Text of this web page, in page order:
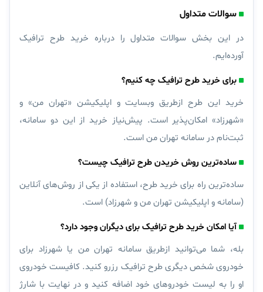
سوالات متداول
در این بخش سوالات متداول را درباره خرید طرح ترافیک
آورده‌ایم.
برای خرید طرح ترافیک چه کنیم؟
خرید این طرح ازطریق وبسایت و اپلیکیشن «تهران من» و
«شهرزاد» امکان‌پذیر است. پیش‌نیاز خرید از این دو سامانه،
ثبت‌نام در سامانه تهران من است.
ساده‌ترین روش خریدن طرح ترافیک چیست؟
ساده‌ترین راه برای خرید طرح، استفاده از یکی از روش‌های آنلاین
(سامانه و اپلیکیشن تهران من و شهرزاد) است.
آيا امکان خرید طرح ترافیک برای دیگران وجود دارد؟
بله، شما می‌توانید ازطریق سامانه تهران من یا شهرزاد برای
خودروی شخص دیگری طرح ترافیک رزرو کنید. کافیست خودروی
او را به لیست خودروهای خود اضافه کنید و در نهایت با شارژ